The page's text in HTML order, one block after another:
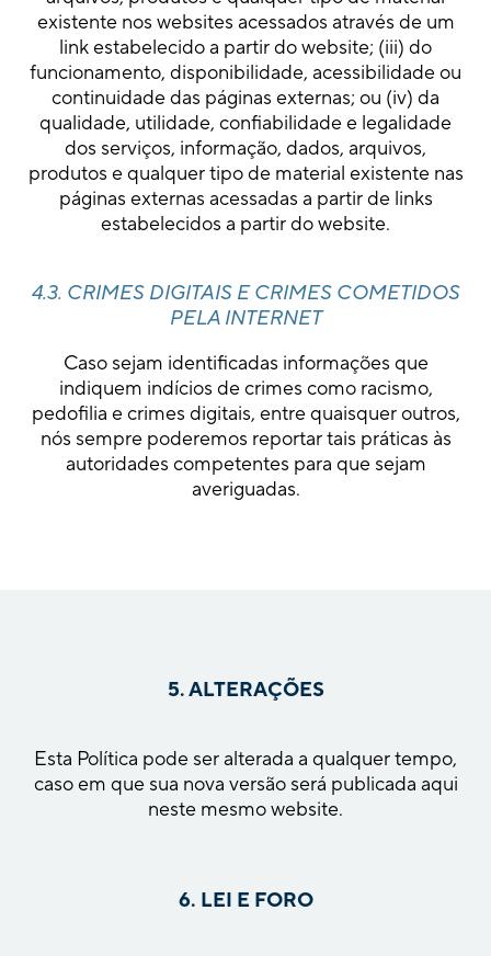
existente nos websites acessados através de um
link estabelecido a partir do website; (iii) do
funcionamento, disponibilidade, acessibilidade ou
continuidade das páginas externas; ou (iv) da
qualidade, utilidade, confiabilidade e legalidade
dos serviços, informação, dados, arquivos,
produtos e qualquer tipo de material existente nas
páginas externas acessadas a partir de links
estabelecidos a partir do website.
4.3. CRIMES DIGITAIS E CRIMES COMETIDOS
PELA INTERNET
Caso sejam identificadas informações que
indiquem indícios de crimes como racismo,
pedofilia e crimes digitais, entre quaisquer outros,
nós sempre poderemos reportar tais práticas às
autoridades competentes para que sejam
averiguadas.
5. ALTERAÇÕES
Esta Política pode ser alterada a qualquer tempo,
caso em que sua nova versão será publicada aqui
neste mesmo website.
6. LEI E FORO